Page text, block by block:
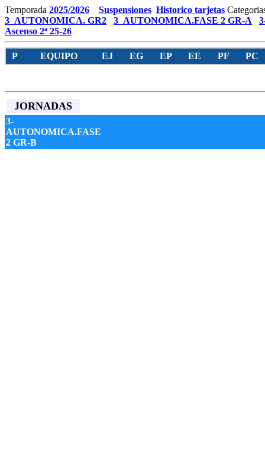
Temporada 2025/2026 Suspensiones Historico tarjetas
3_AUTONOMICA. GR2
3_AUTONOMICA.FASE 2 GR-A
Ascenso 2ª 25-26
P EQUIPO EJ EG EP EE PF PC
JORNADAS
3-
AUTONOMICA.FASE
2 GR-B